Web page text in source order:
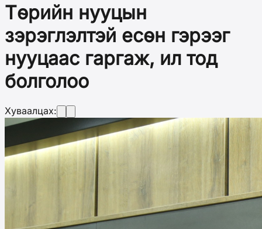
Төрийн нууцын
зэрэглэлтэй есөн гэрээг
нууцаас гаргаж, ил тод
болголоо
Хуваалцах: